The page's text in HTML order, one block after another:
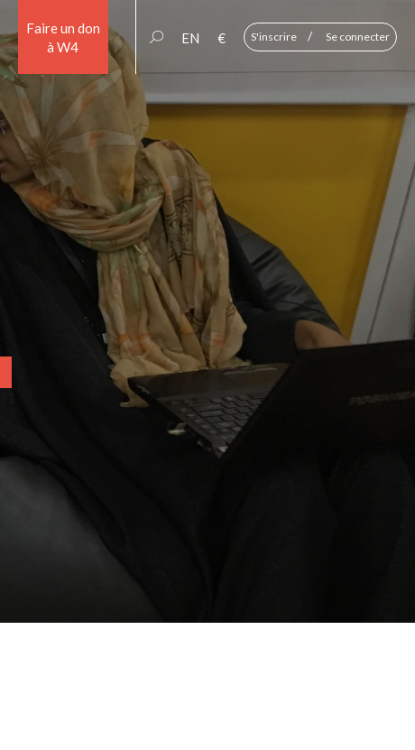
Faire un don
à W4
EN € S'inscrire / Se connecter